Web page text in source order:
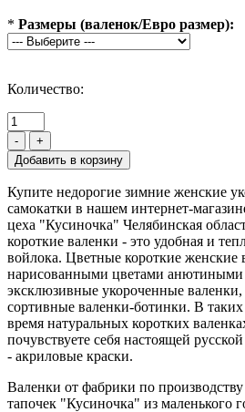
* Размеры (валенок/Евро размер):
Количество:
- +
Купите недорогие зимние женские
самокатки в нашем интернет-
цеха "Кусиночка" Челябинская
короткие валенки - это удобная и
войлока. Цветные короткие женские
нарисованными цветами анютиными
эксклюзивные укороченные
сортивные валенки-ботинки. В
время натуральных коротких
почувствуете себя настоящей
- акриловые краски.
Валенки от фабрики по
тапочек "Кусиночка" из маленького